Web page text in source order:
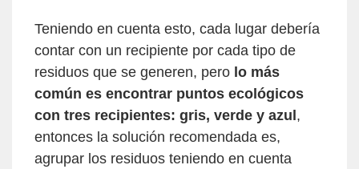
Teniendo en cuenta esto, cada lugar debería
contar con un recipiente por cada tipo de
residuos que se generen, pero lo más
común es encontrar puntos ecológicos
con tres recipientes: gris, verde y azul ,
entonces la solución recomendada es,
agrupar los residuos teniendo en cuenta